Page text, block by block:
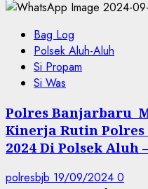
Bag Log
Polsek Aluh-Aluh
Si Propam
Si Was
Polres Banjarbaru
Kinerja Rutin
2024 Di Polsek Aluh
polresbjb 19/09/2024 0